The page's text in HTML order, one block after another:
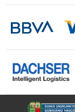
Contacto
Instagram
Facebook